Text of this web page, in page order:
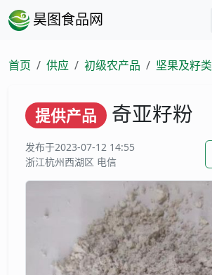
昊图食品网
首页 供应 初级农产品 坚果及籽类
提供产品 奇亚籽粉
发布于2023-07-12 14:55
浙江杭州西湖区 电信